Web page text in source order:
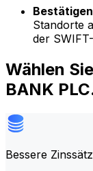
Standorte
der
Wählen
BANK
Bessere